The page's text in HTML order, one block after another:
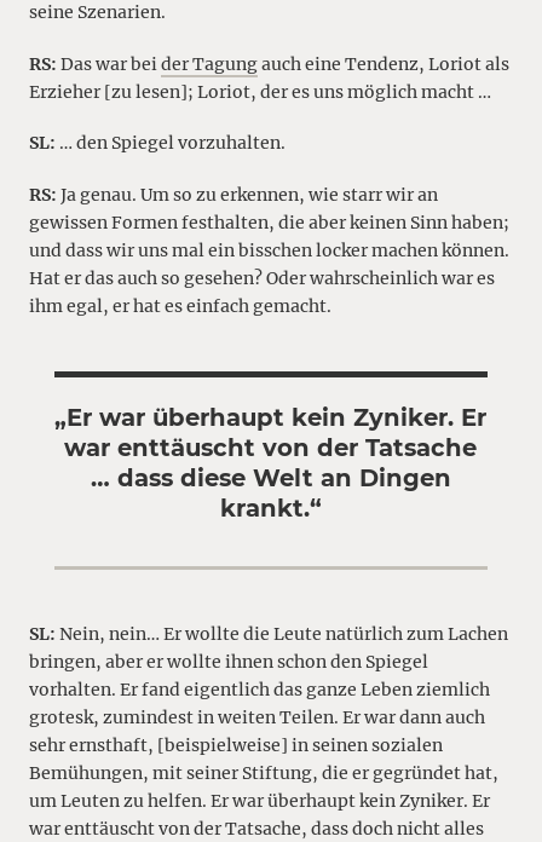
seine Szenarien.
RS: Das war beider Tagungauch eine Tendenz, Loriot als
Erzieher [zu lesen]; Loriot, der es uns möglich macht …
SL: … den Spiegel vorzuhalten.
RS: Ja genau. Um so zu erkennen, wie starr wir an
gewissen Formen festhalten, die aber keinen Sinn haben;
und dass wir uns mal ein bisschen locker machen können.
Hat er das auch so gesehen? Oder wahrscheinlich war es
ihm egal, er hat es einfach gemacht.
„Er war überhaupt kein Zyniker. Er
war enttäuscht von der Tatsache
… dass diese Welt an Dingen
krankt.“
SL: Nein, nein… Er wollte die Leute natürlich zum Lachen
bringen, aber er wollte ihnen schon den Spiegel
vorhalten. Er fand eigentlich das ganze Leben ziemlich
grotesk, zumindest in weiten Teilen. Er war dann auch
sehr ernsthaft, [beispielweise] in seinen sozialen
Bemühungen, mit seiner Stiftung, die er gegründet hat,
um Leuten zu helfen. Er war überhaupt kein Zyniker. Er
war enttäuscht von der Tatsache, dass doch nicht alles